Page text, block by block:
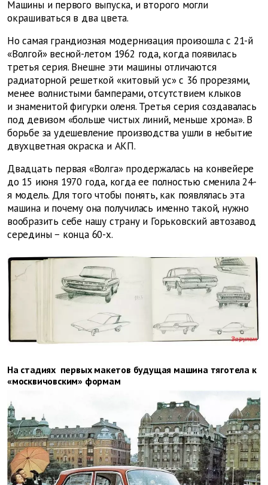
Машины и первого выпуска, и второго могли
окрашиваться в два цвета.
Но самая грандиозная модернизация произошла с 21-й
«Волгой» весной-летом 1962 года, когда появилась
третья серия. Внешне эти машины отличаются
радиаторной решеткой «китовый ус» с 36 прорезями,
менее волнистыми бамперами, отсутствием клыков
и знаменитой фигурки оленя. Третья серия создавалась
под девизом «больше чистых линий, меньше хрома». В
борьбе за удешевление производства ушли в небытие
двухцветная окраска и АКП.
Двадцать первая «Волга» продержалась на конвейере
до 15 июня 1970 года, когда ее полностью сменила 24-
я модель. Для того чтобы понять, как появлялась эта
машина и почему она получилась именно такой, нужно
вообразить себе нашу страну и Горьковский автозавод
середины − конца 60-х.
На стадиях первых макетов будущая машина тяготела к
«москвичовским» формам